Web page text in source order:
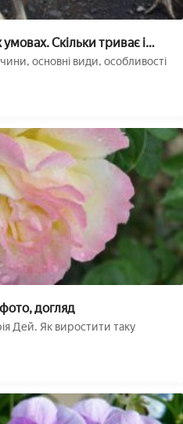
Скільки триває і
сезонне і примусове
основні види, особливості
догляд
Дей. Як виростити таку